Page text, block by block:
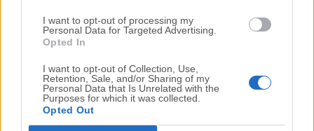
I want to opt-out of processing my
Personal Data for Targeted Advertising.
Opted In
I want to opt-out of Collection, Use,
Retention, Sale, and/or Sharing of my
Personal Data that Is Unrelated with the
Purposes for which it was collected.
Opted Out